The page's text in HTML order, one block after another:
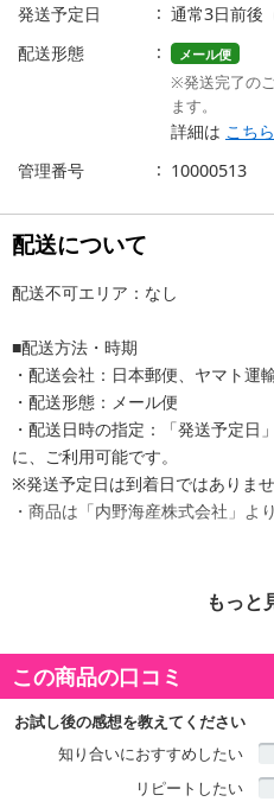
発送予定日
通常3日前後
配送形態
メール便
※発送完了の
ます。
詳細は こちら
管理番号
10000513
配送について
配送不可エリア：なし
■配送方法・時期
・配送会社：日本郵便、ヤマト運
・配送形態：メール便
・配送日時の指定：「発送予定日
に、ご利用可能です。
※発送予定日は到着日ではありませ
・商品は「内野海産株式会社」よ
・賞味期限：
製造日より90日(冷蔵)
常温20日間保管可
・原産国（最終加工地）：日本
・原材料/材質/素材：調味いか（
布、醸造酢、還元水飴）、 ごま
もっと
この商品の口コミ
お試し後の感想を教えてください
知り合いにおすすめしたい
リピートしたい